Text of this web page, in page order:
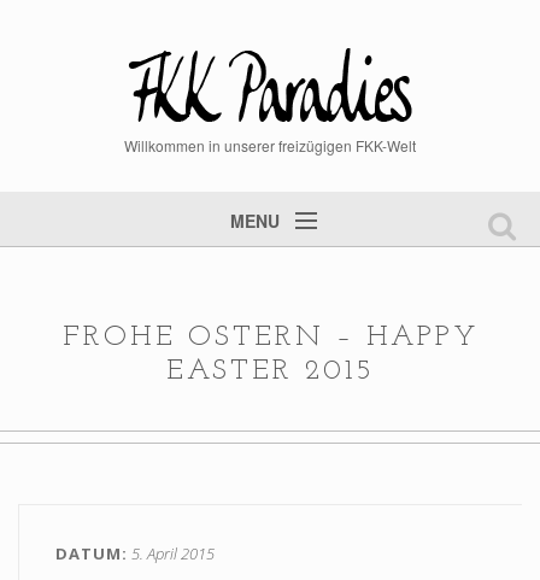
Willkommen in unserer freizügigen FKK-Welt
MENU
Mitglied werden
FROHE OSTERN – HAPPY
EASTER 2015
DATUM 5. April 2015